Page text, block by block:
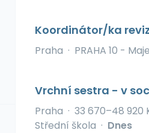
Koordinátor/ka
Praha · PRAHA 10 -
Vrchní sestra - v
Praha · 33 670–48 920
Střední škola · Dnes